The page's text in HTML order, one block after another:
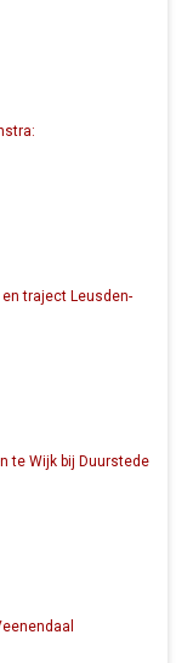
traject Leusden-
te Wijk bij Duurstede